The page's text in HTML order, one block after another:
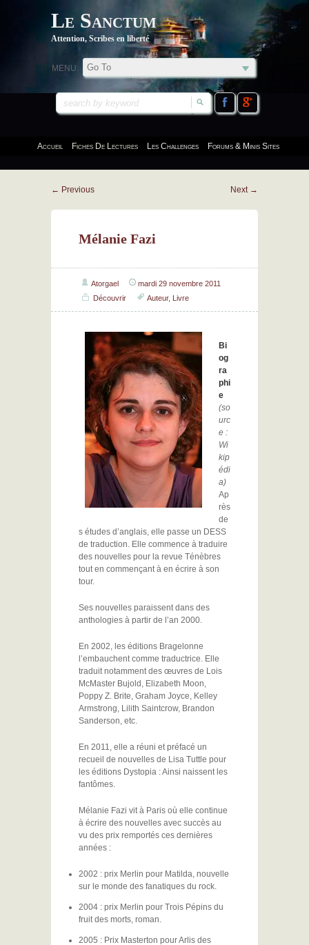
Le Sanctum
Attention, Scribes en liberté
MENU:
Accueil Fiches De Lectures Les Challenges Forums & Minis Sites
← Previous Next →
Mélanie Fazi
Atorgael
mardi 29 novembre 2011
Découvrir
Auteur, Livre
Bi
og
ra
phi
e
(so
urc
e :
Wi
kip
édi
a)
Ap
rès
de
s études d’anglais, elle passe un DESS
de traduction. Elle commence à traduire
des nouvelles pour la revue Ténèbres
tout en commençant à en écrire à son
tour.
Ses nouvelles paraissent dans des
anthologies à partir de l’an 2000.
En 2002, les éditions Bragelonne
l’embauchent comme traductrice. Elle
traduit notamment des œuvres de Lois
McMaster Bujold, Elizabeth Moon,
Poppy Z. Brite, Graham Joyce, Kelley
Armstrong, Lilith Saintcrow, Brandon
Sanderson, etc.
En 2011, elle a réuni et préfacé un
recueil de nouvelles de Lisa Tuttle pour
les éditions Dystopia : Ainsi naissent les
fantômes.
Mélanie Fazi vit à Paris où elle continue
à écrire des nouvelles avec succès au
vu des prix remportés ces dernières
années :
2002 : prix Merlin pour Matilda, nouvelle
sur le monde des fanatiques du rock.
2004 : prix Merlin pour Trois Pépins du
fruit des morts, roman.
2005 : Prix Masterton pour Arlis des